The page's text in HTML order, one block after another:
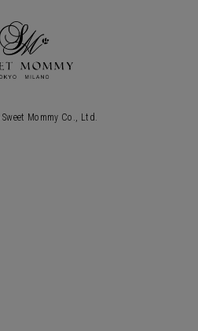
Sweet Mommy Co., Ltd.